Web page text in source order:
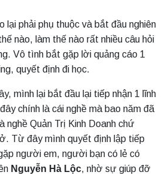
lại phải phụ thuộc và bắt đầu nghiên
nào, làm thế nào rất nhiều câu hỏi
Vô tình bắt gặp lời quảng cáo 1
quyết định đi học.
mình lại bắt đầu lại tiếp nhận 1 lĩnh
chính là cái nghề mà bao năm đã
nghề Quản Trị Kinh Doanh chứ
Từ đây mình quyết định lập tiếp
người em, người bạn có lẻ có
Nguyễn Hà Lộc, nhờ sự giúp đỡ